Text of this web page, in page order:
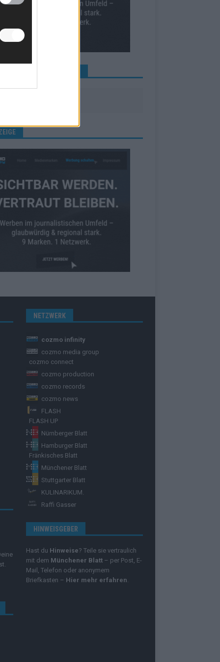
NETZWERK
cozmo infinity
cozmo media group
cozmo connect
cozmo production
cozmo records
cozmo news
FLASH
FLASH UP
Nürnberger Blatt
Hamburger Blatt
Fränkisches Blatt
Münchener Blatt
Stuttgarter Blatt
KULINARIKUM.
Raffi Gasser
HINWEISGEBER
Hast du Hinweise? Teile sie vertraulich
mit dem Münchener Blatt – per Post, E-
Mail, Telefon oder anonymem
Briefkasten – Hier mehr erfahren.